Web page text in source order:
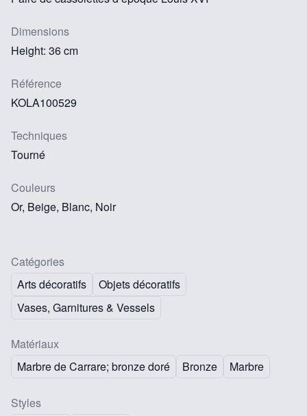
Dimensions
Height: 36 cm
Référence
KOLA100529
Techniques
Tourné
Couleurs
Or, Beige, Blanc, Noir
Catégories
Arts décoratifs
Objets décoratifs
Vases, Garnitures & Vessels
Matériaux
Marbre de Carrare; bronze doré
Bronze Marbre
Styles